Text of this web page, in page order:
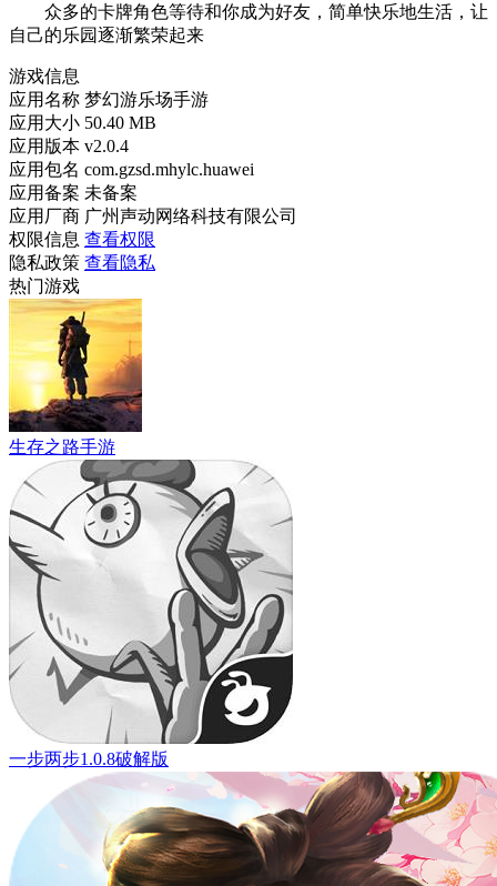
众多的卡牌角色等待和你成为好友，简单快乐地生活，让
自己的乐园逐渐繁荣起来
游戏信息
应用名称 梦幻游乐场手游
应用大小 50.40 MB
应用版本 v2.0.4
应用包名 com.gzsd.mhylc.huawei
应用备案 未备案
应用厂商 广州声动网络科技有限公司
权限信息 查看权限
隐私政策 查看隐私
热门游戏
生存之路手游
一步两步1.0.8破解版